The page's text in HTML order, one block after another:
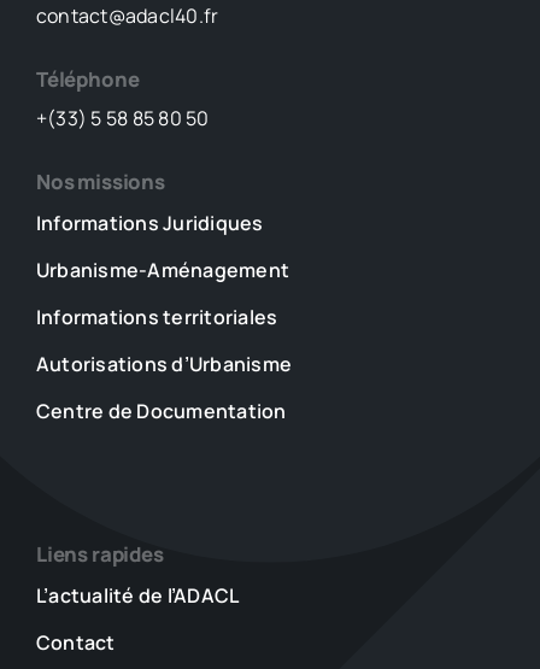
contact@adacl40.fr
Téléphone
+(33) 5 58 85 80 50
Nos missions
Informations Juridiques
Urbanisme-Aménagement
Informations territoriales
Autorisations d’Urbanisme
Centre de Documentation
Liens rapides
L’actualité de l’ADACL
Contact